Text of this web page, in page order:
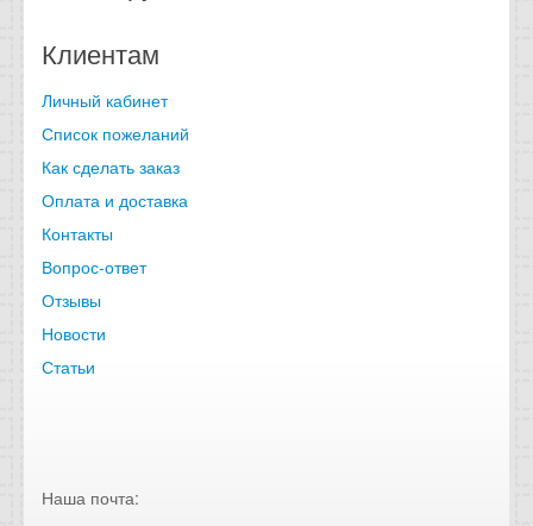
Клиентам
Личный кабинет
Список пожеланий
Как сделать заказ
Оплата и доставка
Контакты
Вопрос-ответ
Отзывы
Новости
Статьи
Наша почта: